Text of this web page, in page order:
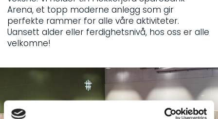
Arena, et topp moderne anlegg som gir
perfekte rammer for alle våre aktiviteter.
Uansett alder eller ferdighetsnivå, hos oss er alle
velkomne!